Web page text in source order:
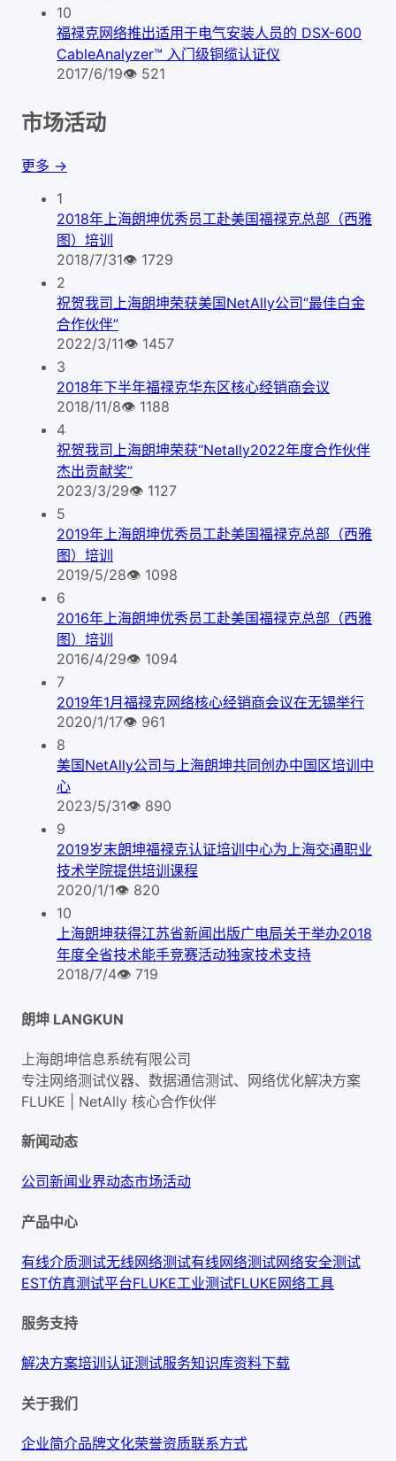
10
福禄克网络推出适用于电气安装人员的 DSX-600
CableAnalyzer™ 入门级铜缆认证仪
2017/6/19👁 521
市场活动
更多 →
1
2018年上海朗坤优秀员工赴美国福禄克总部（西雅
图）培训
2018/7/31👁 1729
2
祝贺我司上海朗坤荣获美国NetAlly公司“最佳白金
合作伙伴”
2022/3/11👁 1457
3
2018年下半年福禄克华东区核心经销商会议
2018/11/8👁 1188
4
祝贺我司上海朗坤荣获“Netally2022年度合作伙伴
杰出贡献奖”
2023/3/29👁 1127
5
2019年上海朗坤优秀员工赴美国福禄克总部（西雅
图）培训
2019/5/28👁 1098
6
2016年上海朗坤优秀员工赴美国福禄克总部（西雅
图）培训
2016/4/29👁 1094
7
2019年1月福禄克网络核心经销商会议在无锡举行
2020/1/17👁 961
8
美国NetAlly公司与上海朗坤共同创办中国区培训中
心
2023/5/31👁 890
9
2019岁末朗坤福禄克认证培训中心为上海交通职业
技术学院提供培训课程
2020/1/1👁 820
10
上海朗坤获得江苏省新闻出版广电局关于举办2018
年度全省技术能手竞赛活动独家技术支持
2018/7/4👁 719
朗坤 LANGKUN
上海朗坤信息系统有限公司
专注网络测试仪器、数据通信测试、网络优化解决方案
FLUKE | NetAlly 核心合作伙伴
新闻动态
公司新闻业界动态市场活动
产品中心
有线介质测试无线网络测试有线网络测试网络安全测试
EST仿真测试平台FLUKE工业测试FLUKE网络工具
服务支持
解决方案培训认证测试服务知识库资料下载
关于我们
企业简介品牌文化荣誉资质联系方式